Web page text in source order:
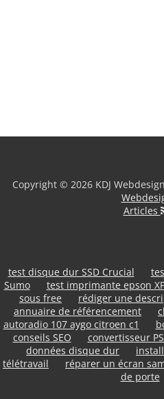
Copyright © 2026 KDJ
Articles
test disque dur SSD Crucial
Sumo
test imprimante epson
sous free
rédiger une
annuaire de référencement
autoradio 107 aygo citroen c1
conseils SEO
convertisseur
données disque dur
télétravail
réparer un écran
de porte